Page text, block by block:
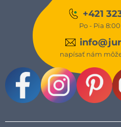
+421
Po - Pia
napísať nám